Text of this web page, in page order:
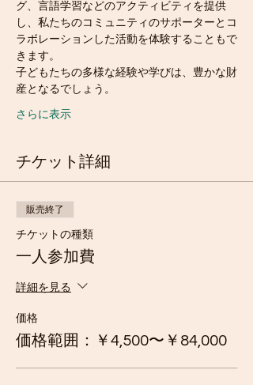
グ、言語学習などのアクティビティを提供
し、私たちのコミュニティのサポーターとコ
ラボレーションした活動を体験することもで
きます。
子どもたちの多様な経験や学びは、豊かな財
産となるでしょう。
さらに表示
チケット詳細
販売終了
チケットの種類
一人参加費
詳細を見る
価格
価格範囲：￥4,500〜￥84,000